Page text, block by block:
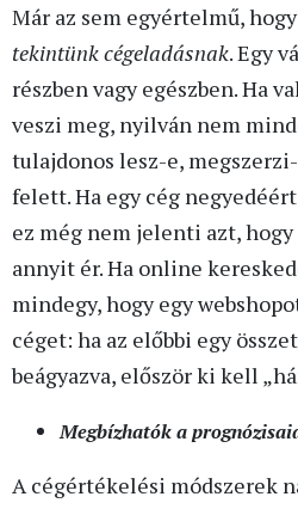
Már az sem egyértelmű,
tekintünk cégeladásnak. Egy
részben vagy egészben. Ha
veszi meg, nyilván nem
tulajdonos lesz-e,
felett. Ha egy cég
ez még nem jelenti azt, hogy
annyit ér. Ha online
mindegy, hogy egy
céget: ha az előbbi egy
beágyazva, először ki kell
Megbízhatók a
A cégértékelési módszerek